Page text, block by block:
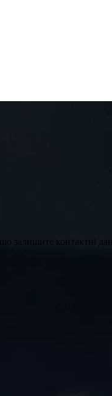
залишите контактні